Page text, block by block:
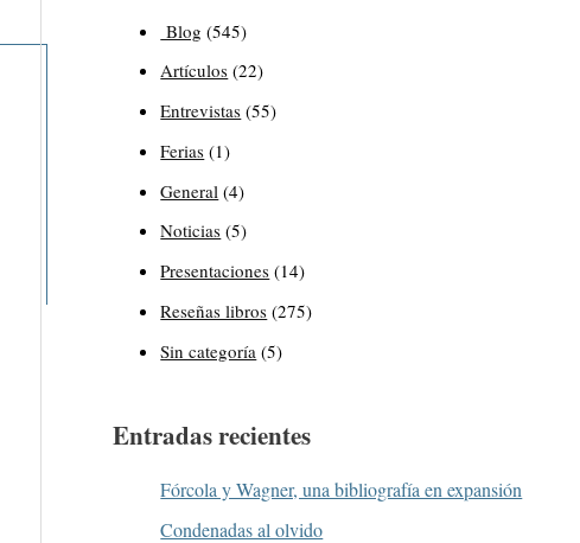
Blog (545)
Artículos (22)
Entrevistas (55)
Ferias (1)
General (4)
Noticias (5)
Presentaciones (14)
Reseñas libros (275)
Sin categoría (5)
Entradas recientes
Fórcola y Wagner, una bibliografía en expansión
Condenadas al olvido